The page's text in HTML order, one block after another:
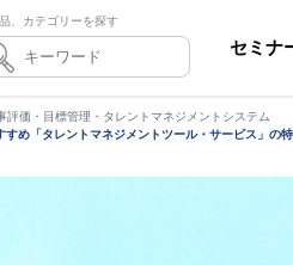
、カテゴリーを探す
セミナ
評価・目標管理・タレントマネジメントシステム
め「タレントマネジメントツール・サービス」の